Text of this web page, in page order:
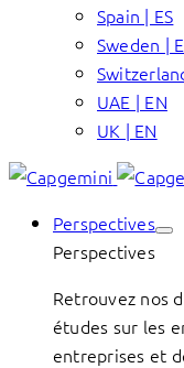
Spain | ES
Sweden |
UAE | EN
UK | EN
Perspectives
Perspectives
Retrouvez nos
études sur les
entreprises et